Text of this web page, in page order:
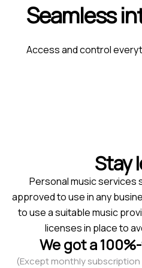
Seamless
Access and control
Stay
Personal music services
approved to use in any
to use a suitable music
licenses in place to
We got a
(Except monthly